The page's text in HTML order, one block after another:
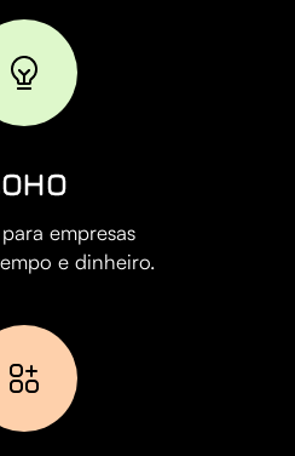
empresas
e dinheiro.